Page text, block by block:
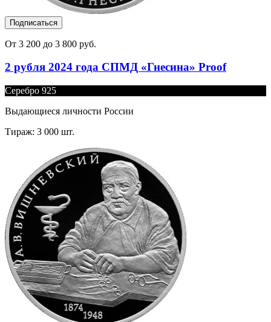
Подписаться
От 3 200 до 3 800 руб.
2 рубля 2024 года СПМД «Гнесина» Proof
Серебро 925
Выдающиеся личности России
Тираж: 3 000 шт.